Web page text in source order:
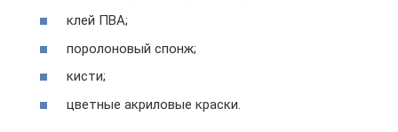
клей ПВА;
поролоновый спонж;
кисти;
цветные акриловые краски.